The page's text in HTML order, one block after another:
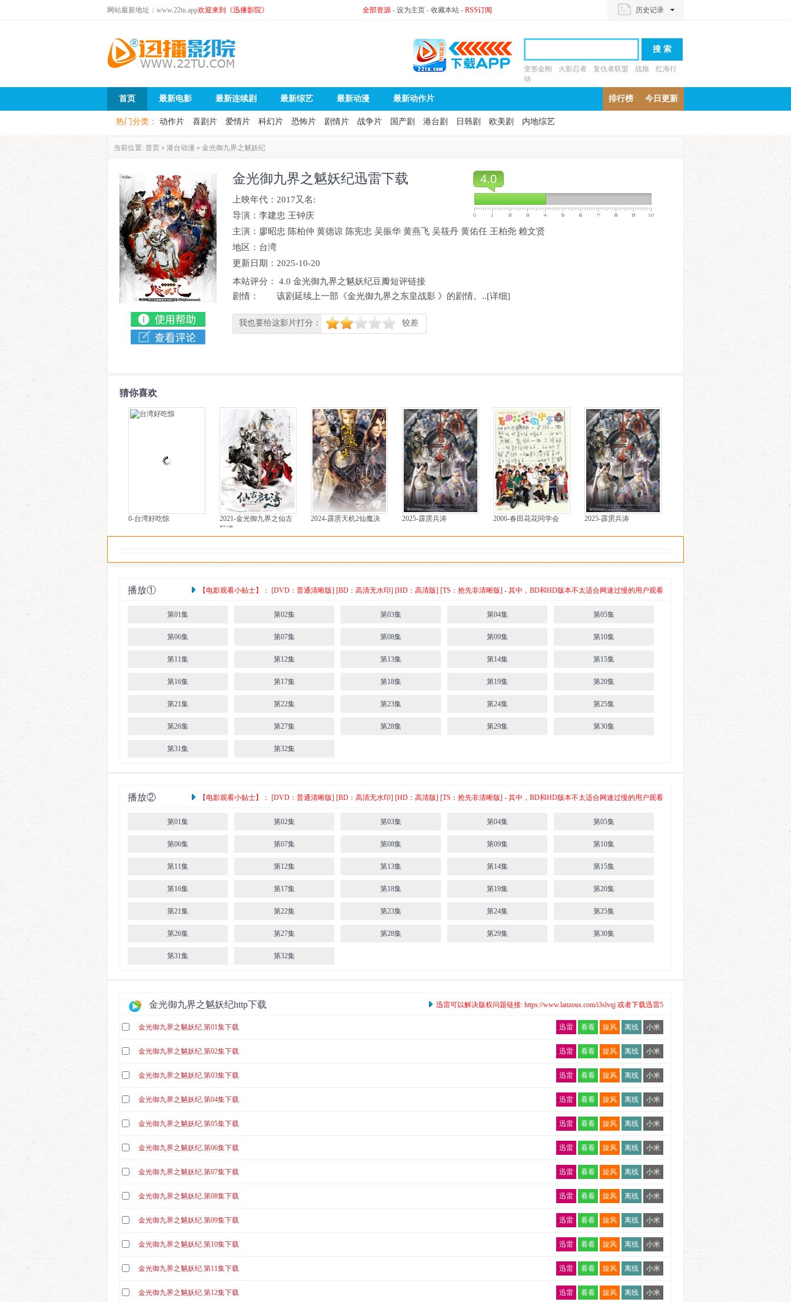
网站最新地址：www.22tu.app欢迎来到《迅播影院》 全部资源 - 设为主页 - 收藏本站 - RSS订阅 历史记录
变形金刚 火影忍者 复仇者联盟 战狼
红海行
动
首页 最新电影 最新连续剧 最新综艺 最新动漫 最新动作片 排行榜 今日更新
热门分类： 动作片 喜剧片 爱情片 科幻片 恐怖片 剧情片 战争片 国产剧 港台剧 日韩剧 欧美剧 内地综艺
当前位置: 首页 » 港台动漫 » 金光御九界之魆妖纪
金光御九界之魆妖纪迅雷下载
上映年代： 2017又名:
导演： 李建忠 王钟庆
主演： 廖昭忠 陈柏仲 黄德谅 陈宪忠 吴振华 黄燕飞 吴筱丹 黄佑任 王柏尧 赖文贤
地区： 台湾
更新日期： 2025-10-20
本站评分：
4.0 金光御九界之魆妖纪豆瓣短评链接
剧情：
该剧延续上一部《金光御九界之东皇战影 》的剧情。..[详细]
我也要给这影片打分：
很差较差还行推荐力荐 较差
4.0
猜你喜欢
0-台湾好吃惊
2021-金光御九界之仙古
狂涛
2024-霹雳天机2仙魔决 2025-霹雳兵涛 2006-春田花花同学会 2025-霹雳兵涛
播放① 【电影观看小贴士】： [DVD：普通清晰版] [BD：高清无水印] [HD：高清版] [TS：抢先非清晰版] - 其中，BD和HD版本不太适合网速过慢的用户观看
第01集 第02集 第03集 第04集 第05集
第06集 第07集 第08集 第09集 第10集
第11集 第12集 第13集 第14集 第15集
第16集 第17集 第18集 第19集 第20集
第21集 第22集 第23集 第24集 第25集
第26集 第27集 第28集 第29集 第30集
第31集 第32集
播放② 【电影观看小贴士】： [DVD：普通清晰版] [BD：高清无水印] [HD：高清版] [TS：抢先非清晰版] - 其中，BD和HD版本不太适合网速过慢的用户观看
第01集 第02集 第03集 第04集 第05集
第06集 第07集 第08集 第09集 第10集
第11集 第12集 第13集 第14集 第15集
第16集 第17集 第18集 第19集 第20集
第21集 第22集 第23集 第24集 第25集
第26集 第27集 第28集 第29集 第30集
第31集 第32集
金光御九界之魆妖纪http下载 迅雷可以解决版权问题链接: https://www.lanzous.com/i3slvqj 或者下载迅雷5
金光御九界之魆妖纪.第01集下载 迅雷 看看 旋风 离线 小米
金光御九界之魆妖纪.第02集下载 迅雷 看看 旋风 离线 小米
金光御九界之魆妖纪.第03集下载 迅雷 看看 旋风 离线 小米
金光御九界之魆妖纪.第04集下载 迅雷 看看 旋风 离线 小米
金光御九界之魆妖纪.第05集下载 迅雷 看看 旋风 离线 小米
金光御九界之魆妖纪.第06集下载 迅雷 看看 旋风 离线 小米
金光御九界之魆妖纪.第07集下载 迅雷 看看 旋风 离线 小米
金光御九界之魆妖纪.第08集下载 迅雷 看看 旋风 离线 小米
金光御九界之魆妖纪.第09集下载 迅雷 看看 旋风 离线 小米
金光御九界之魆妖纪.第10集下载 迅雷 看看 旋风 离线 小米
金光御九界之魆妖纪.第11集下载 迅雷 看看 旋风 离线 小米
金光御九界之魆妖纪.第12集下载 迅雷 看看 旋风 离线 小米